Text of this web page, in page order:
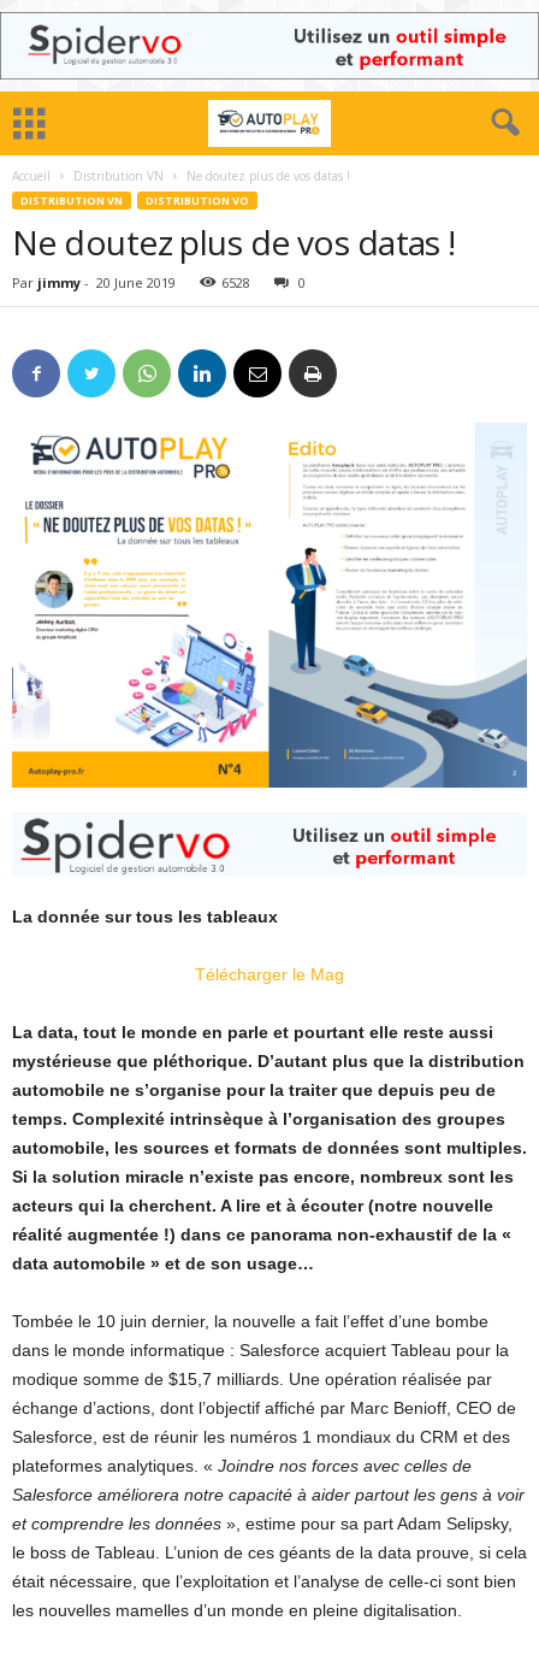
Accueil Distribution VN Ne doutez plus de vos datas !
DISTRIBUTION VN DISTRIBUTION VO
Ne doutez plus de vos datas !
Par jimmy - 20 June 2019 6528 0
La donnée sur tous les tableaux
Télécharger le Mag
La data, tout le monde en parle et pourtant elle reste aussi
mystérieuse que pléthorique. D’autant plus que la distribution
automobile ne s’organise pour la traiter que depuis peu de
temps. Complexité intrinsèque à l’organisation des groupes
automobile, les sources et formats de données sont multiples.
Si la solution miracle n’existe pas encore, nombreux sont les
acteurs qui la cherchent. A lire et à écouter (notre nouvelle
réalité augmentée !) dans ce panorama non-exhaustif de la «
data automobile » et de son usage…
Tombée le 10 juin dernier, la nouvelle a fait l’effet d’une bombe
dans le monde informatique : Salesforce acquiert Tableau pour la
modique somme de $15,7 milliards. Une opération réalisée par
échange d’actions, dont l’objectif affiché par Marc Benioff, CEO de
Salesforce, est de réunir les numéros 1 mondiaux du CRM et des
plateformes analytiques. « Joindre nos forces avec celles de
Salesforce améliorera notre capacité à aider partout les gens à voir
et comprendre les données », estime pour sa part Adam Selipsky,
le boss de Tableau. L’union de ces géants de la data prouve, si cela
était nécessaire, que l’exploitation et l’analyse de celle-ci sont bien
les nouvelles mamelles d’un monde en pleine digitalisation.